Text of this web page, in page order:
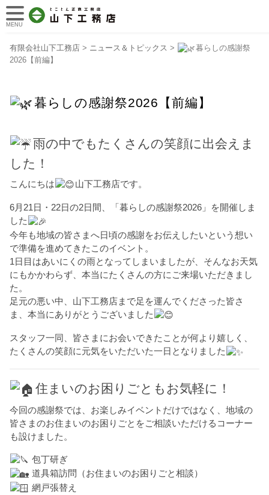
有限会社山下工務店 > ニュース＆トピックス >
暮らしの感謝祭
2026【前編】
暮らしの感謝祭2026【前編】
雨の中でもたくさんの笑顔に出会えま
した！
こんにちは 山下工務店です。
6月21日・22日の2日間、「暮らしの感謝祭2026」を開催しま
した
今年も地域の皆さまへ日頃の感謝をお伝えしたいという想い
で準備を進めてきたこのイベント。
1日目はあいにくの雨となってしまいましたが、そんなお天気
にもかかわらず、本当にたくさんの方にご来場いただきまし
た。
足元の悪い中、山下工務店まで足を運んでくださった皆さ
ま、本当にありがとうございました
スタッフ一同、皆さまにお会いできたことが何より嬉しく、
たくさんの笑顔に元気をいただいた一日となりました
住まいのお困りごともお気軽に！
今回の感謝祭では、お楽しみイベントだけではなく、地域の
皆さまのお住まいのお困りごとをご相談いただけるコーナー
も設けました。
包丁研ぎ
道具箱訪問（お住まいのお困りごと相談）
網戸張替え
MENU